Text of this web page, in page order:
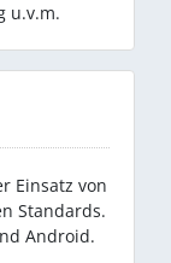
u.v.m.
Einsatz von
Standards.
Android.